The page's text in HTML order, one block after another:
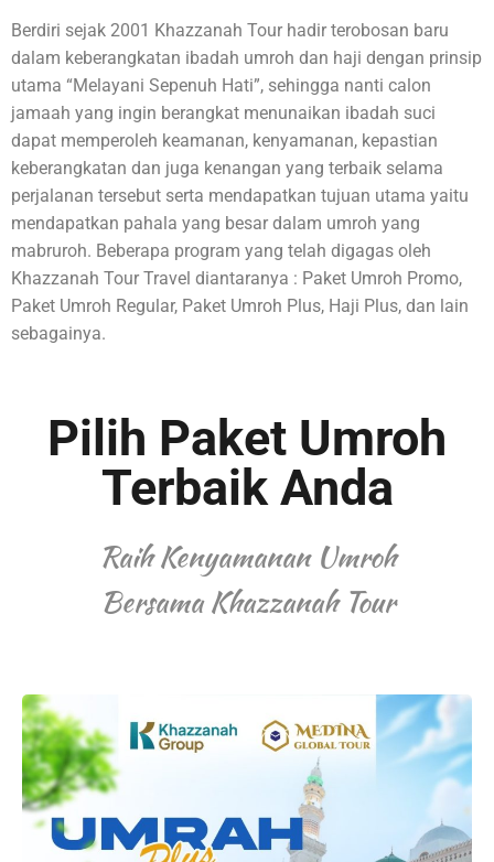
Berdiri sejak 2001 Khazzanah Tour hadir terobosan baru
dalam keberangkatan ibadah umroh dan haji dengan prinsip
utama “Melayani Sepenuh Hati”, sehingga nanti calon
jamaah yang ingin berangkat menunaikan ibadah suci
dapat memperoleh keamanan, kenyamanan, kepastian
keberangkatan dan juga kenangan yang terbaik selama
perjalanan tersebut serta mendapatkan tujuan utama yaitu
mendapatkan pahala yang besar dalam umroh yang
mabruroh. Beberapa program yang telah digagas oleh
Khazzanah Tour Travel diantaranya : Paket Umroh Promo,
Paket Umroh Regular, Paket Umroh Plus, Haji Plus, dan lain
sebagainya.
Pilih Paket Umroh
Terbaik Anda
Raih Kenyamanan Umroh
Bersama Khazzanah Tour